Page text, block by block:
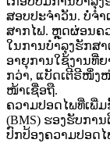
ສອບປະຈຳວັນ. ບໍ່ຈ
ສາກໄຟ. ຫຼຸດຜ່ອນຄ
ໃນການບຳລຸງຮັກສ
ອາຍຸການໃຊ້ງານທີ່
ກວ່າ, ແບັດເຕີຣີໜຶ່ງ
ໜ້າເຊື່ອຖື.
ຄວາມປອດໄພທີ່ເພີ່
(BMS) ຮອງຮັບກາ
ປົກປ້ອງຄວາມປອດ